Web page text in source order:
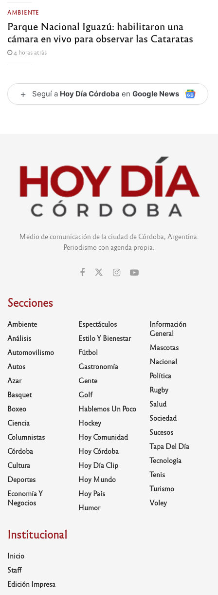
AMBIENTE
Parque Nacional Iguazú: habilitaron una
cámara en vivo para observar las Cataratas
4 horas atrás
+ Seguí a Hoy Día Córdoba en Google News
Medio de comunicación de la ciudad de Córdoba, Argentina.
Periodismo con agenda propia.
Secciones
Ambiente
Análisis
Automovilismo
Autos
Azar
Basquet
Boxeo
Ciencia
Columnistas
Córdoba
Cultura
Deportes
Economía Y
Negocios
Espectáculos
Estilo Y Bienestar
Fútbol
Gastronomía
Gente
Golf
Hablemos Un Poco
Hockey
Hoy Comunidad
Hoy Córdoba
Hoy Día Clip
Hoy Mundo
Hoy País
Humor
Información
General
Mascotas
Nacional
Política
Rugby
Salud
Sociedad
Sucesos
Tapa Del Día
Tecnología
Tenis
Turismo
Voley
Institucional
Inicio
Staff
Edición Impresa